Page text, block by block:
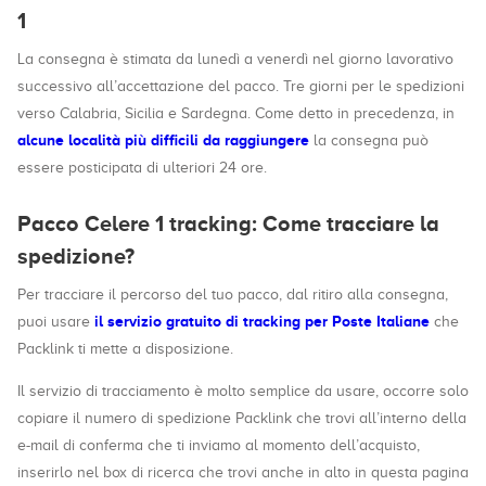
1
La consegna è stimata da lunedì a venerdì nel giorno lavorativo
successivo all’accettazione del pacco. Tre giorni per le spedizioni
verso Calabria, Sicilia e Sardegna. Come detto in precedenza, in
alcune località più difficili da raggiungere la consegna può
essere posticipata di ulteriori 24 ore.
Pacco Celere 1 tracking: Come tracciare la
spedizione?
Per tracciare il percorso del tuo pacco, dal ritiro alla consegna,
puoi usare il servizio gratuito di tracking per Poste Italiane che
Packlink ti mette a disposizione.
Il servizio di tracciamento è molto semplice da usare, occorre solo
copiare il numero di spedizione Packlink che trovi all’interno della
e-mail di conferma che ti inviamo al momento dell’acquisto,
inserirlo nel box di ricerca che trovi anche in alto in questa pagina